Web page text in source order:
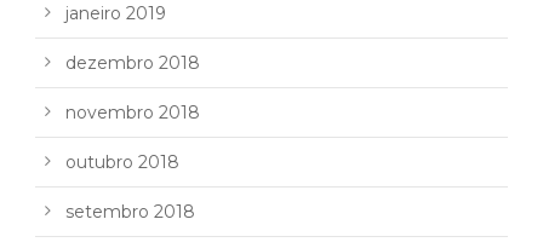
janeiro 2019
dezembro 2018
novembro 2018
outubro 2018
setembro 2018